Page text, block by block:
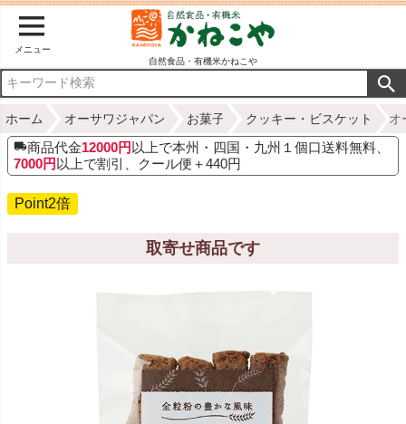
メニュー
自然食品・有機米かねこや
ホーム オーサワジャパン お菓子 クッキー・ビスケット オ
商品代金12000円 以上で本州・四国・九州１個口送料無料、
7000円 以上で割引、クール便＋440円
Point2倍
取寄せ商品です